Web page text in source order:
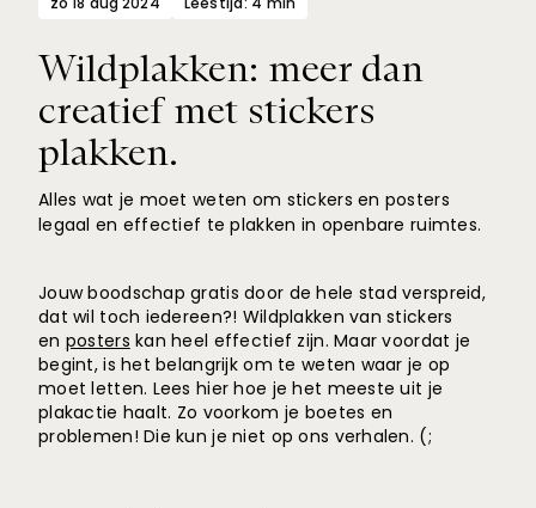
Wildplakken: meer dan
creatief met stickers
plakken.
Alles wat je moet weten om stickers en posters
legaal en effectief te plakken in openbare ruimtes.
Jouw boodschap gratis door de hele stad verspreid,
dat wil toch iedereen?! Wildplakken van stickers
en posters kan heel effectief zijn. Maar voordat je
begint, is het belangrijk om te weten waar je op
moet letten. Lees hier hoe je het meeste uit je
plakactie haalt. Zo voorkom je boetes en
problemen! Die kun je niet op ons verhalen. (;